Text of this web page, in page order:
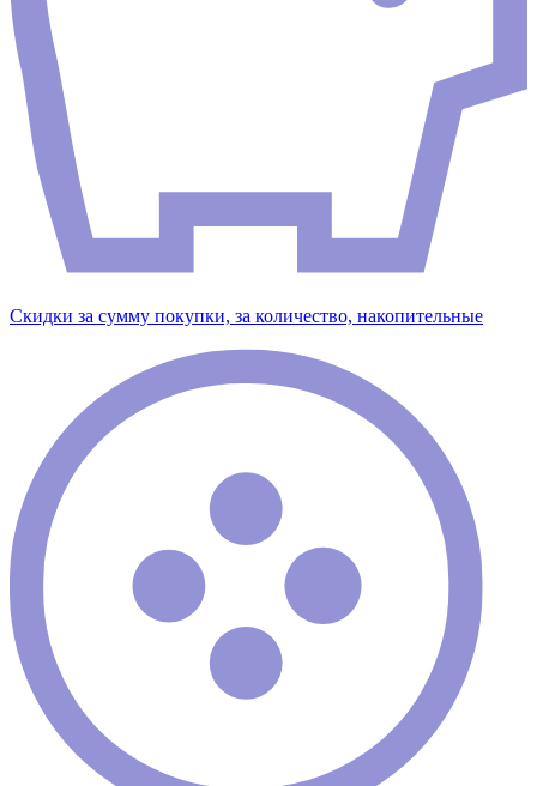
Скидки за сумму покупки, за количество, накопительные